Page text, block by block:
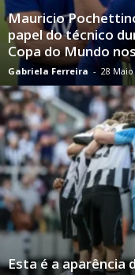
Mauricio
papel do técnico
Copa do Mundo
Gabriela Ferreira - 28 Maio
Esta é a aparência